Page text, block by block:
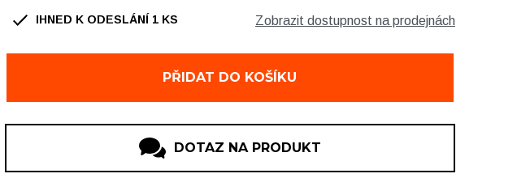
PŘIDAT DO KOŠÍKU
IHNED K ODESLÁNÍ 1 KS Zobrazit dostupnost na prodejnách
DOTAZ NA PRODUKT